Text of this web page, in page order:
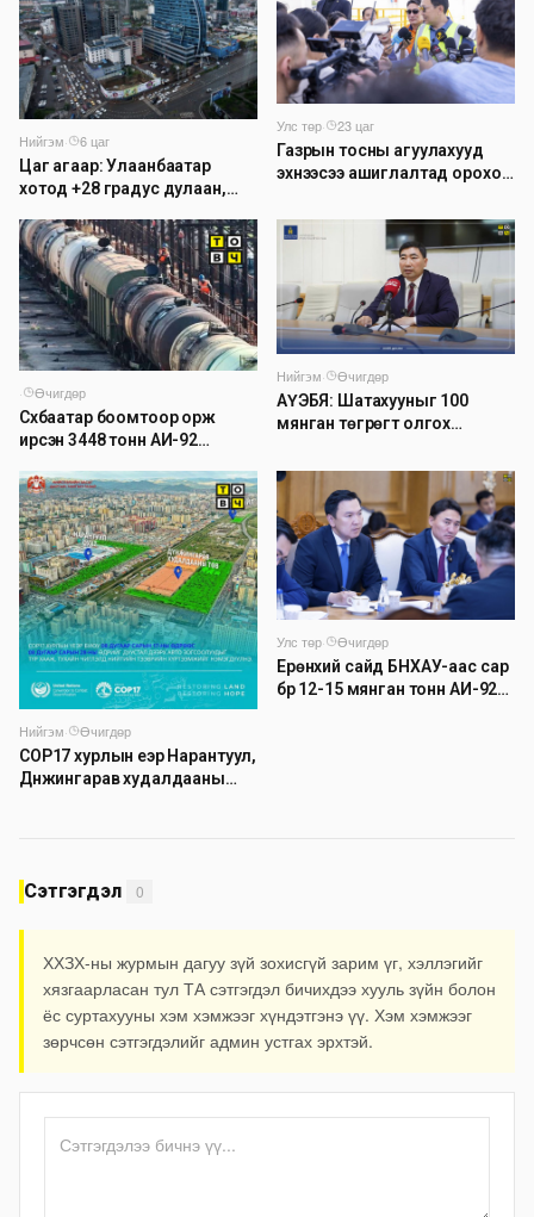
Нийгэм·
6 цаг
Цаг агаар: Улаанбаатар
хотод +28 градус дулаан,
бороо орно
Улс төр·
23 цаг
Газрын тосны агуулахууд
эхнээсээ ашиглалтад ороход
·
Өчигдөр
Сүхбаатар боомтоор орж
ирсэн 3448 тонн АИ-92
буулгах ажлыг зохион
байгуулж байна
Нийгэм·
Өчигдөр
АҮЭБЯ: Шатахууныг 100
мянган төгрөгт олгох
Нийгэм·
Өчигдөр
COP17 хурлын үеэр Нарантуул,
Дүнжингарав худалдааны
Улс төр·
Өчигдөр
Ерөнхий сайд БНХАУ-аас сар
бүр 12-15 мянган тонн АИ-92
Сэтгэгдэл 0
ХХЗХ-ны журмын дагуу зүй зохисгүй зарим үг, хэллэгийг
хязгаарласан тул ТА сэтгэгдэл бичихдээ хууль зүйн болон
ёс суртахууны хэм хэмжээг хүндэтгэнэ үү. Хэм хэмжээг
зөрчсөн сэтгэгдэлийг админ устгах эрхтэй.